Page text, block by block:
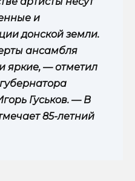
и
донской земли.
ансамбля
яркие, — отметил
Гуськов. — В
85-летний